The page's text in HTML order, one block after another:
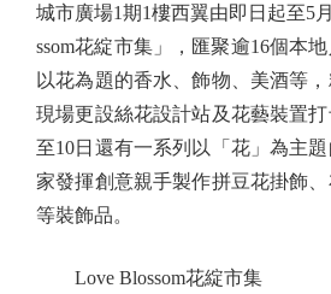
城市廣場1期1樓西翼由即日起至5
ssom花綻市集」，匯聚逾16個本
以花為題的香水、飾物、美酒等
現場更設絲花設計站及花藝裝置打
至10日還有一系列以「花」為主
家發揮創意親手製作拼豆花掛飾
等裝飾品。
Love Blossom花綻市集